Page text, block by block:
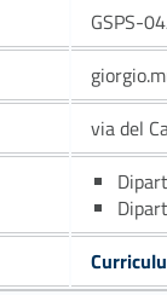
GSPS-
via del